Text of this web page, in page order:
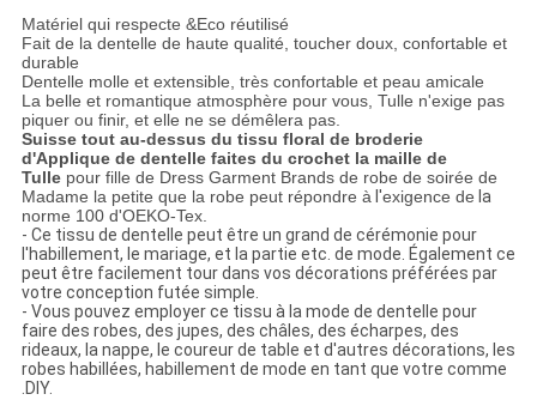
Matériel qui respecte &Eco réutilisé
Fait de la dentelle de haute qualité, toucher doux, confortable et
durable
Dentelle molle et extensible, très confortable et peau amicale
La belle et romantique atmosphère pour vous, Tulle n'exige pas
piquer ou finir, et elle ne se démêlera pas.
Suisse tout au-dessus du tissu floral de broderie
d'Applique de dentelle faites du crochet la maille de
Tulle pour fille de Dress Garment Brands de robe de soirée de
Madame la petite que la robe peut répondre àl'exigence de la
norme 100 d'OEKO-Tex.
- Ce tissu de dentelle peut être un grand de cérémonie pour
l'habillement, le mariage, et la partie etc. de mode. Également ce
peut être facilement tour dans vos décorations préférées par
votre conception futée simple.
- Vous pouvez employer ce tissu à la mode de dentelle pour
faire des robes, des jupes, des châles, des écharpes, des
rideaux, la nappe, le coureur de table et d'autres décorations, les
robes habillées, habillement de mode en tant que votre comme
.DIY.